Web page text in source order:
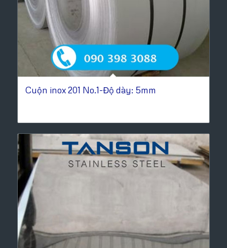
Cuộn inox 201 No.1-Độ dày: 5mm